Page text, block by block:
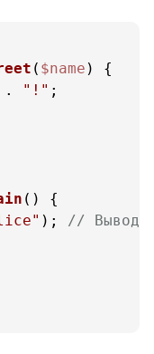
( $name )
. "!" ;
( )
); //